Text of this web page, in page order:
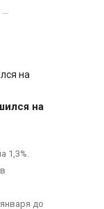
на
1,3%.
до